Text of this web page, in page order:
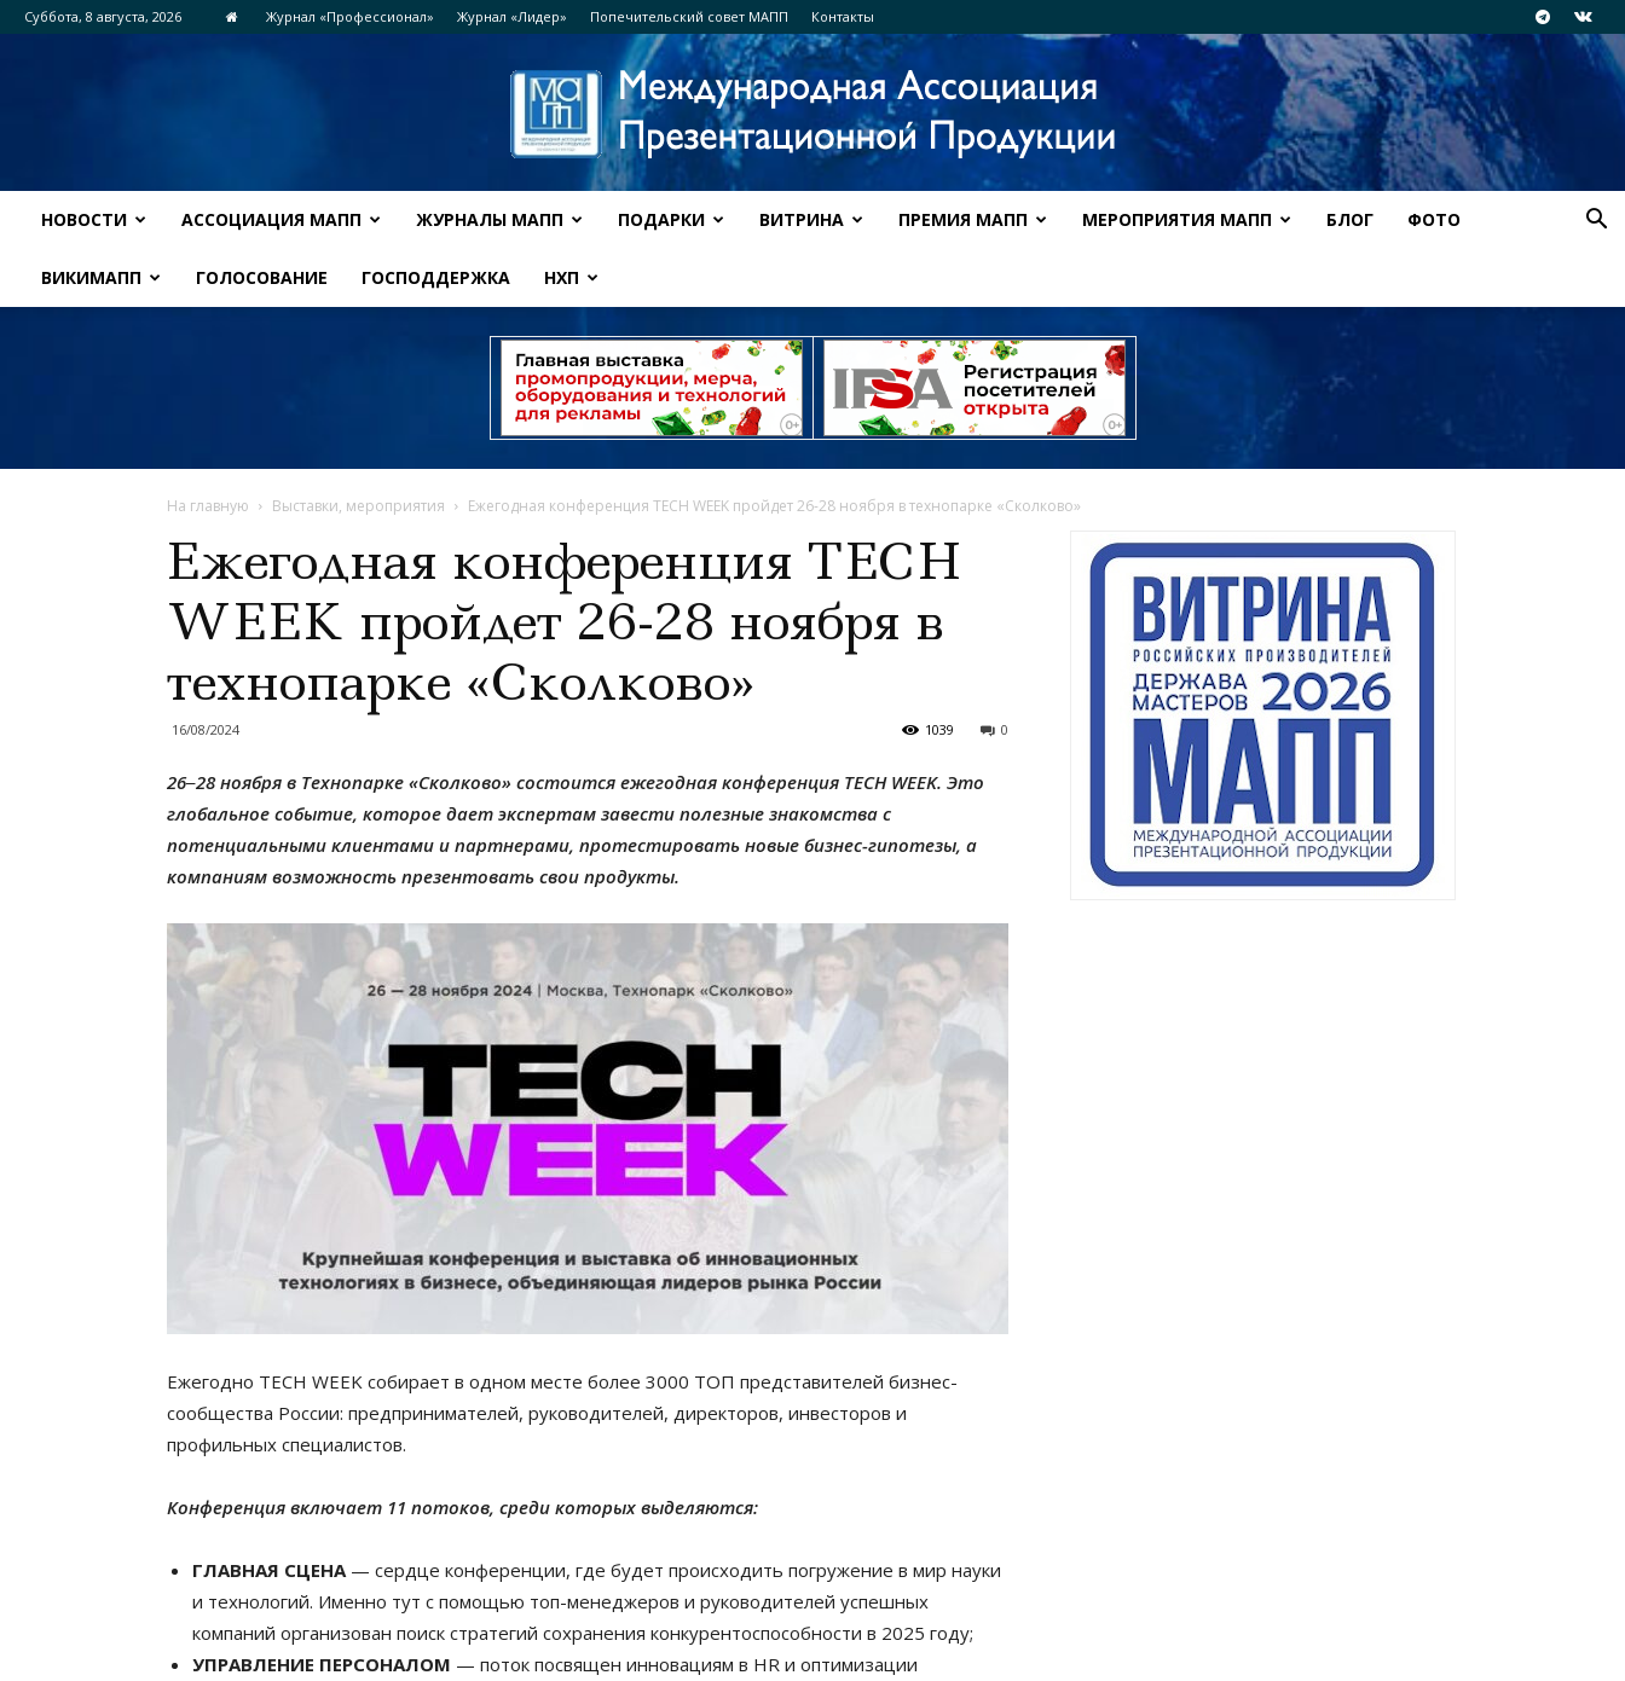
Суббота, 8 августа, 2026 Журнал «Профессионал» Журнал «Лидер» Попечительский совет МАПП Контакты
НОВОСТИ АССОЦИАЦИЯ МАПП ЖУРНАЛЫ МАПП ПОДАРКИ ВИТРИНА ПРЕМИЯ МАПП МЕРОПРИЯТИЯ МАПП БЛОГ ФОТО
ВИКИМАПП ГОЛОСОВАНИЕ ГОСПОДДЕРЖКА НХП
На главную Выставки, мероприятия Ежегодная конференция TECH WEEK пройдет 26-28 ноября в технопарке «Сколково»
Ежегодная конференция TECH
WEEK пройдет 26-28 ноября в
технопарке «Сколково»
16/08/2024 0
1039
26‒28 ноября в Технопарке «Сколково» состоится ежегодная конференция TECH WEEK. Это
глобальное событие, которое дает экспертам завести полезные знакомства с
потенциальными клиентами и партнерами, протестировать новые бизнес-гипотезы, а
компаниям возможность презентовать свои продукты.
Ежегодно TECH WEEK собирает в одном месте более 3000 ТОП представителей бизнес-
сообщества России: предпринимателей, руководителей, директоров, инвесторов и
профильных специалистов.
Конференция включает 11 потоков, среди которых выделяются:
ГЛАВНАЯ СЦЕНА— сердце конференции, где будет происходить погружение в мир науки
и технологий. Именно тут с помощью топ-менеджеров и руководителей успешных
компаний организован поиск стратегий сохранения конкурентоспособности в 2025 году;
УПРАВЛЕНИЕ ПЕРСОНАЛОМ — поток посвящен инновациям в HR и оптимизации